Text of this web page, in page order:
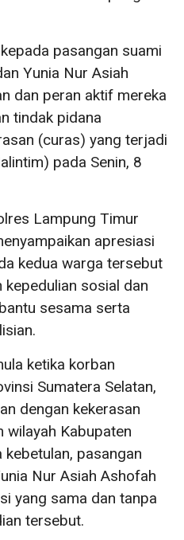
pasangan suami
Yunia Nur Asiah
dan peran aktif mereka
tindak pidana
(curas) yang terjadi
pada Senin, 8
Lampung Timur
apresiasi
kedua warga tersebut
kepedulian sosial dan
sesama serta
ketika korban
Sumatera Selatan,
dengan kekerasan
wilayah Kabupaten
pasangan
Nur Asiah Ashofah
yang sama dan tanpa
tersebut.